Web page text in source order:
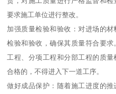
要求施工单位进行整改。
加强质量检验和验收：对进场的
检验和验收，确保其质量符合要
工程、分项工程和分部工程的质
合格的，不得进入下一道工序。
做好成品保护：随着施工进度的